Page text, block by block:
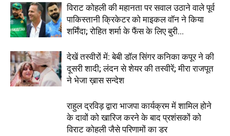
विराट कोहली की महानता पर सवाल उठाने वाले पूर्व
पाकिस्तानी क्रिकेटर को माइकल वॉन ने किया
शर्मिंदा; रोहित शर्मा के फैंस के लिए बुरी...
देखें तस्वीरों में: बेबी डॉल सिंगर कनिका कपूर ने की
दूसरी शादी; लंदन से शेयर की तस्वीरें; मीरा राजपूत
ने भेजा ख़ास सन्देश
राहुल द्रविड़ द्वारा भाजपा कार्यक्रम में शामिल होने
के दावों को खारिज करने के बाद प्रशंसकों को
विराट कोहली जैसे परिणामों का डर